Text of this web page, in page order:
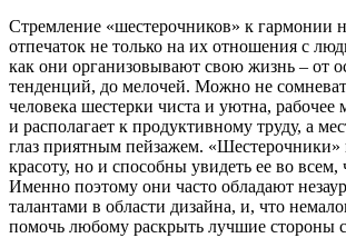
Стремление «шестерочников» к гармонии
отпечаток не только на их отношения с
как они организовывают свою жизнь – от
тенденций, до мелочей. Можно не
человека шестерки чиста и уютна, рабочее
и располагает к продуктивному труду, а
глаз приятным пейзажем. «Шестерочники»
красоту, но и способны увидеть ее во всем,
Именно поэтому они часто обладают
талантами в области дизайна, и, что
помочь любому раскрыть лучшие стороны